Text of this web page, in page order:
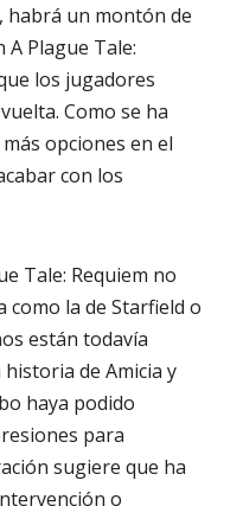
un montón de
A Plague Tale:
los jugadores
Como se ha
opciones en el
con los
Tale: Requiem no
la de Starfield o
están todavía
de Amicia y
haya podido
para
sugiere que ha
o